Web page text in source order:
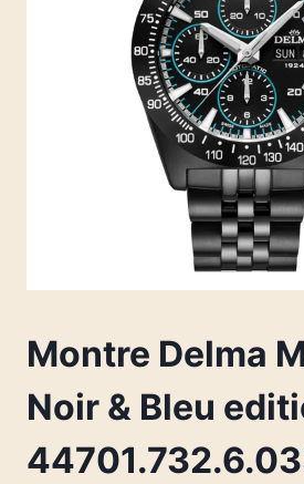
Montre Delma
Noir & Bleu